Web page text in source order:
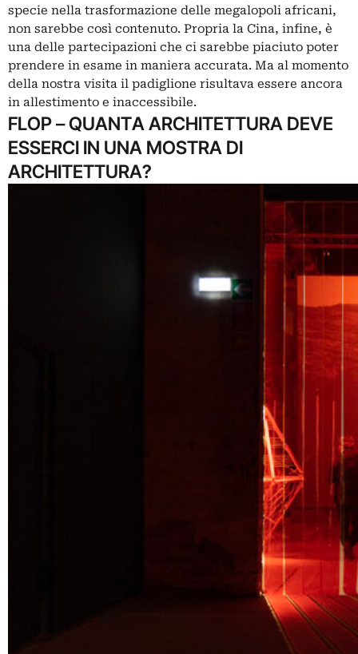
specie nella trasformazione delle megalopoli africani,
non sarebbe così contenuto. Propria la Cina, infine, è
una delle partecipazioni che ci sarebbe piaciuto poter
prendere in esame in maniera accurata. Ma al momento
della nostra visita il padiglione risultava essere ancora
in allestimento e inaccessibile.
FLOP – QUANTA ARCHITETTURA DEVE
ESSERCI IN UNA MOSTRA DI
ARCHITETTURA?